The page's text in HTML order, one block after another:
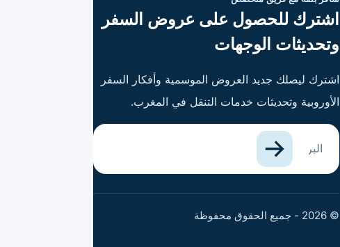
اشترك للحصول على عروض السفر
وتحديثات الوجهات
اشترك ليصلك جديد العروض الموسمية وأفكار السفر
الأوروبية وتحديثات خدمات التنقل في المغرب.
البريد الإلكتروني
© 2026 - جميع الحقوق محفوظة